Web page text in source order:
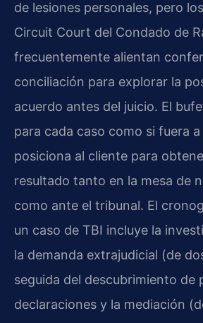
de lesiones personales, pero
Circuit Court del Condado de
frecuentemente alientan
conciliación para explorar la
acuerdo antes del juicio. El
para cada caso como si fuera
posiciona al cliente para
resultado tanto en la mesa de
como ante el tribunal. El
un caso de TBI incluye la
la demanda extrajudicial (de
seguida del descubrimiento de
declaraciones y la mediación